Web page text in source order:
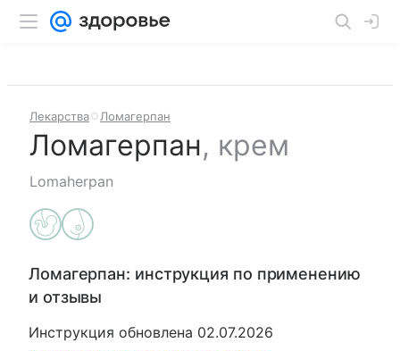
Лекарства Ломагерпан
Ломагерпан, крем
Lomaherpan
Ломагерпан: инструкция по применению
и отзывы
Инструкция обновлена 02.07.2026